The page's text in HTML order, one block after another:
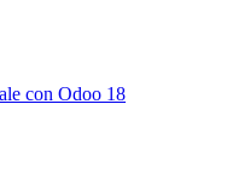
con Odoo 18